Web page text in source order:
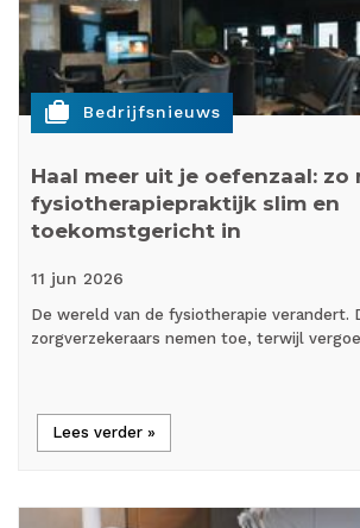
cases Bedrijfsnieuws
Haal meer uit je oefenzaal:
fysiotherapiepraktijk slim en
toekomstgericht in
11 jun 2026
De wereld van de fysiotherapie verandert.
zorgverzekeraars nemen toe, terwijl
Lees verder »